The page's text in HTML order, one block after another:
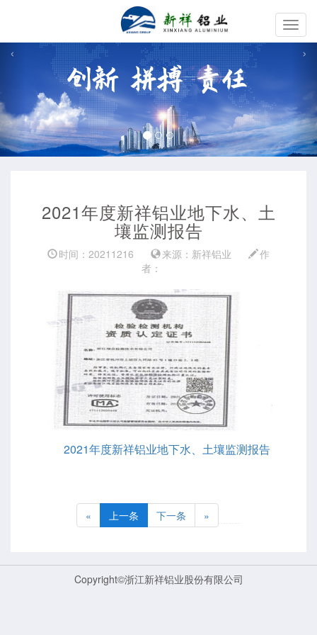
切
换
‹ ›
2021年度新祥铝业地下水、土
壤监测报告
时间：20211216 来源：新祥铝业
作
者：
2021年度新祥铝业地下水、土壤监测报告
« 上一条 下一条 »
Copyright©浙江新祥铝业股份有限公司